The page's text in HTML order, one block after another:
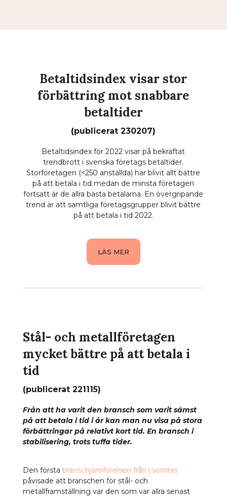
Betaltidsindex visar stor
förbättring mot snabbare
betaltider
(publicerat 230207)
Betaltidsindex för 2022 visar på bekräftat
trendbrott i svenska företags betaltider.
Storföretagen (<250 anställda) har blivit allt bättre
på att betala i tid medan de minsta företagen
fortsatt är de allra bästa betalarna. En övergripande
trend är att samtliga företagsgrupper blivit bättre
på att betala i tid 2022.
LÄS MER
Stål- och metallföretagen
mycket bättre på att betala i
tid
(publicerat 221115)
Från att ha varit den bransch som varit sämst
på att betala i tid i år kan man nu visa på stora
förbättringar på relativt kort tid. En bransch i
stabilisering, trots tuffa tider.
Den första branschjämförelsen från i somras
påvisade att branschen för stål- och
metallframställning var den som var allra senast